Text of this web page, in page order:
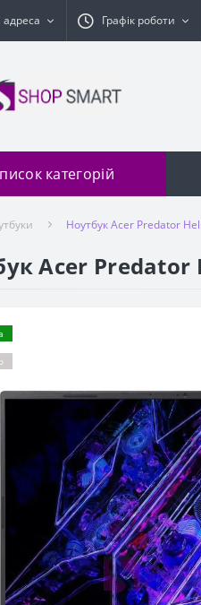
Графік роботи
категорій
Ноутбук Acer Predator
Acer Predator